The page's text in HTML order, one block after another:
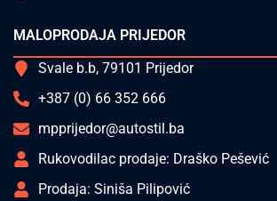
MALOPRODAJA PRIJEDOR
Svale b.b, 79101 Prijedor
+387 (0) 66 352 666
mpprijedor@autostil.ba
Rukovodilac prodaje: Draško Pešević
Prodaja: Siniša Pilipović